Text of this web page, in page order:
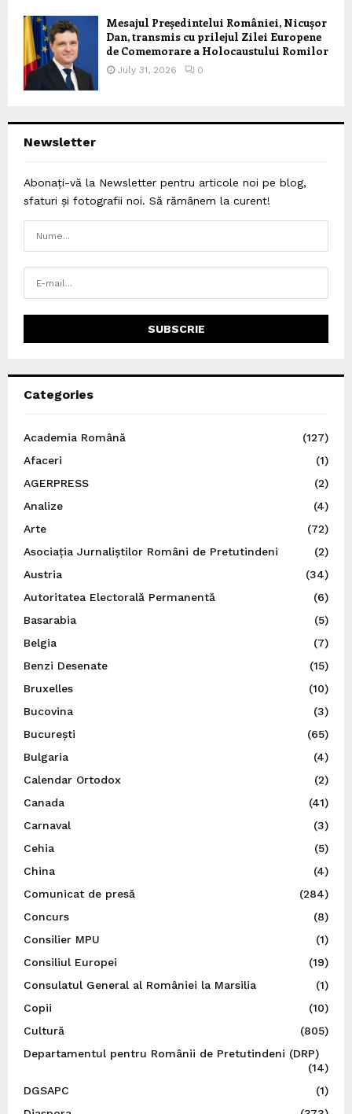
Mesajul Președintelui României, Nicușor
Dan, transmis cu prilejul Zilei Europene
de Comemorare a Holocaustului Romilor
July 31, 2026 0
Newsletter
Abonați-vă la Newsletter pentru articole noi pe blog,
sfaturi și fotografii noi. Să rămânem la curent!
Categories
Academia Română
(127)
Afaceri
(1)
AGERPRESS
(2)
Analize
(4)
Arte
(72)
Asociația Jurnaliștilor Români de Pretutindeni
(2)
Austria
(34)
Autoritatea Electorală Permanentă
(6)
Basarabia
(5)
Belgia
(7)
Benzi Desenate
(15)
Bruxelles
(10)
Bucovina
(3)
București
(65)
Bulgaria
(4)
Calendar Ortodox
(2)
Canada
(41)
Carnaval
(3)
Cehia
(5)
China
(4)
Comunicat de presă
(284)
Concurs
(8)
Consilier MPU
(1)
Consiliul Europei
(19)
Consulatul General al României la Marsilia
(1)
Copii
(10)
Cultură
(805)
Departamentul pentru Românii de Pretutindeni (DRP)
(14)
DGSAPC
(1)